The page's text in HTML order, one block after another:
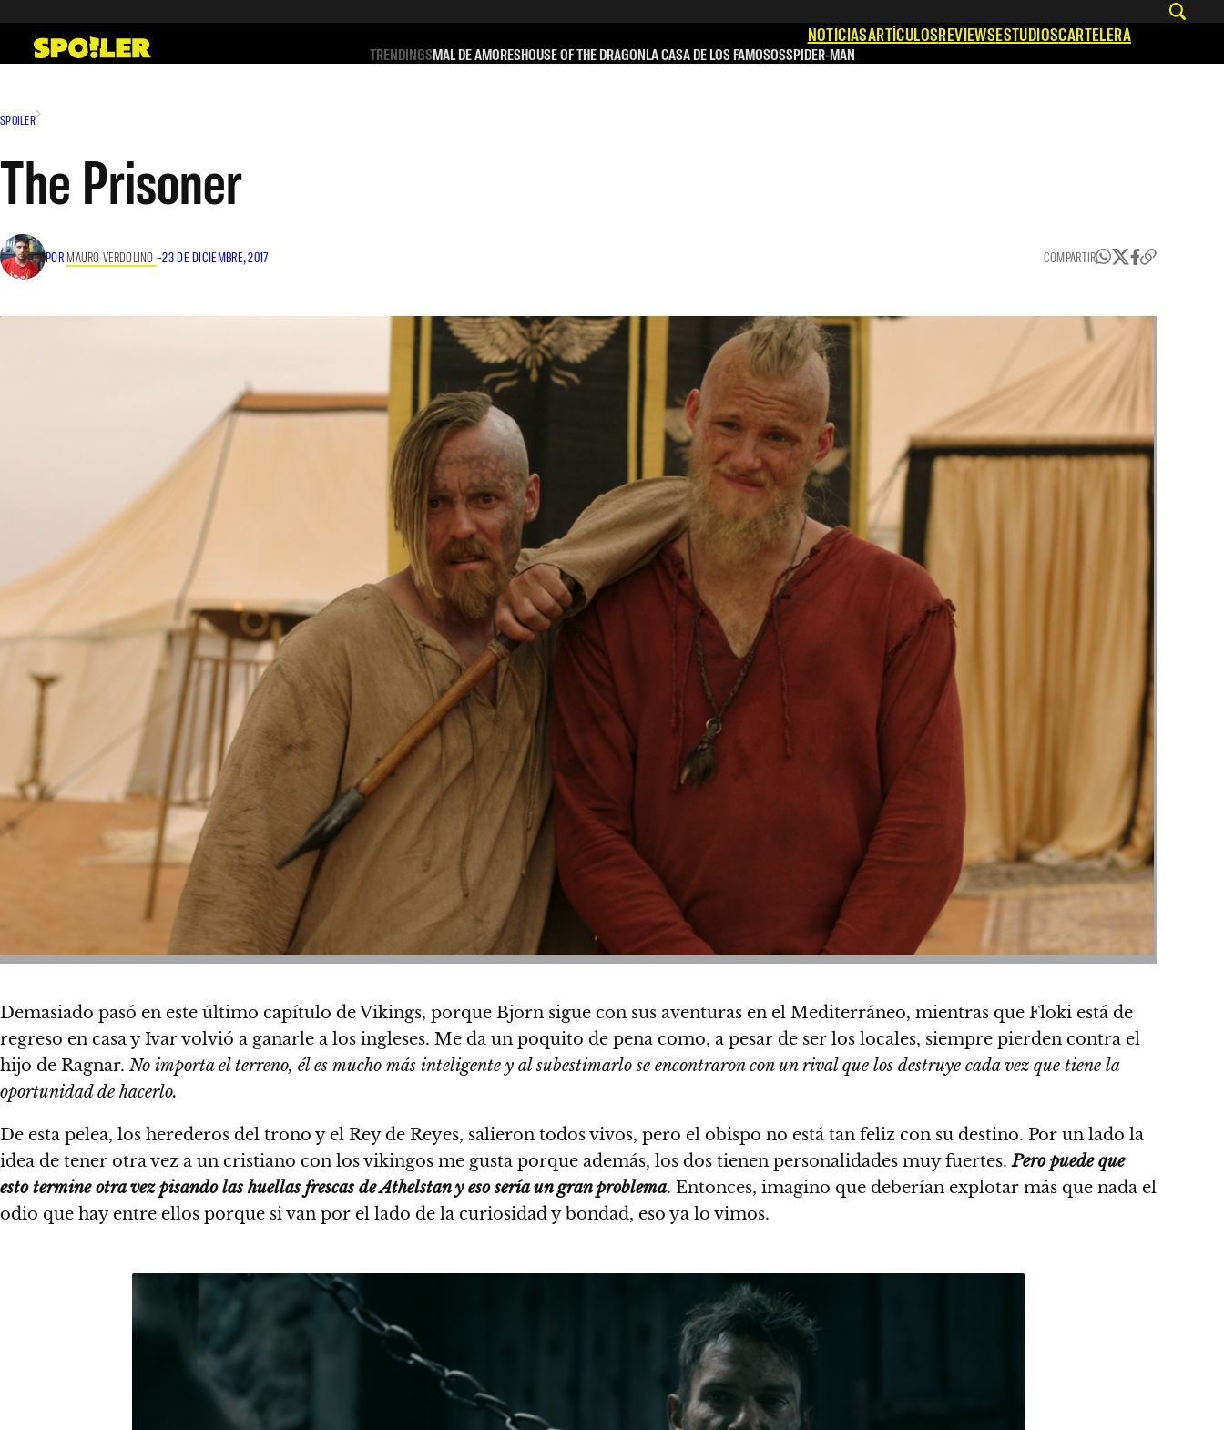
contenido
NOTICIASARTÍCULOSREVIEWSESTUDIOSCARTELERA
TRENDINGSMAL DE AMORESHOUSE OF THE DRAGONLA CASA DE LOS FAMOSOSSPIDER-MAN
SPOILER
The Prisoner
POR MAURO VERDOLINO–23 DE DICIEMBRE, 2017 COMPARTIR
Demasiado pasó en este último capítulo de Vikings, porque Bjorn sigue con sus aventuras en el Mediterráneo, mientras que Floki está de
regreso en casa y Ivar volvió a ganarle a los ingleses. Me da un poquito de pena como, a pesar de ser los locales, siempre pierden contra el
hijo de Ragnar. No importa el terreno, él es mucho más inteligente y al subestimarlo se encontraron con un rival que los destruye cada vez que tiene la
oportunidad de hacerlo.
De esta pelea, los herederos del trono y el Rey de Reyes, salieron todos vivos, pero el obispo no está tan feliz con su destino. Por un lado la
idea de tener otra vez a un cristiano con los vikingos me gusta porque además, los dos tienen personalidades muy fuertes. Pero puede que
esto termine otra vez pisando las huellas frescas de Athelstan y eso sería un gran problema. Entonces, imagino que deberían explotar más que nada el
odio que hay entre ellos porque si van por el lado de la curiosidad y bondad, eso ya lo vimos.